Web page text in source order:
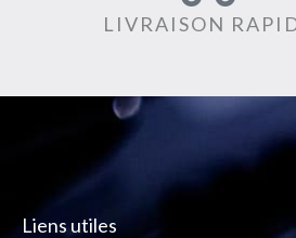
LIVRAISON
Liens utiles